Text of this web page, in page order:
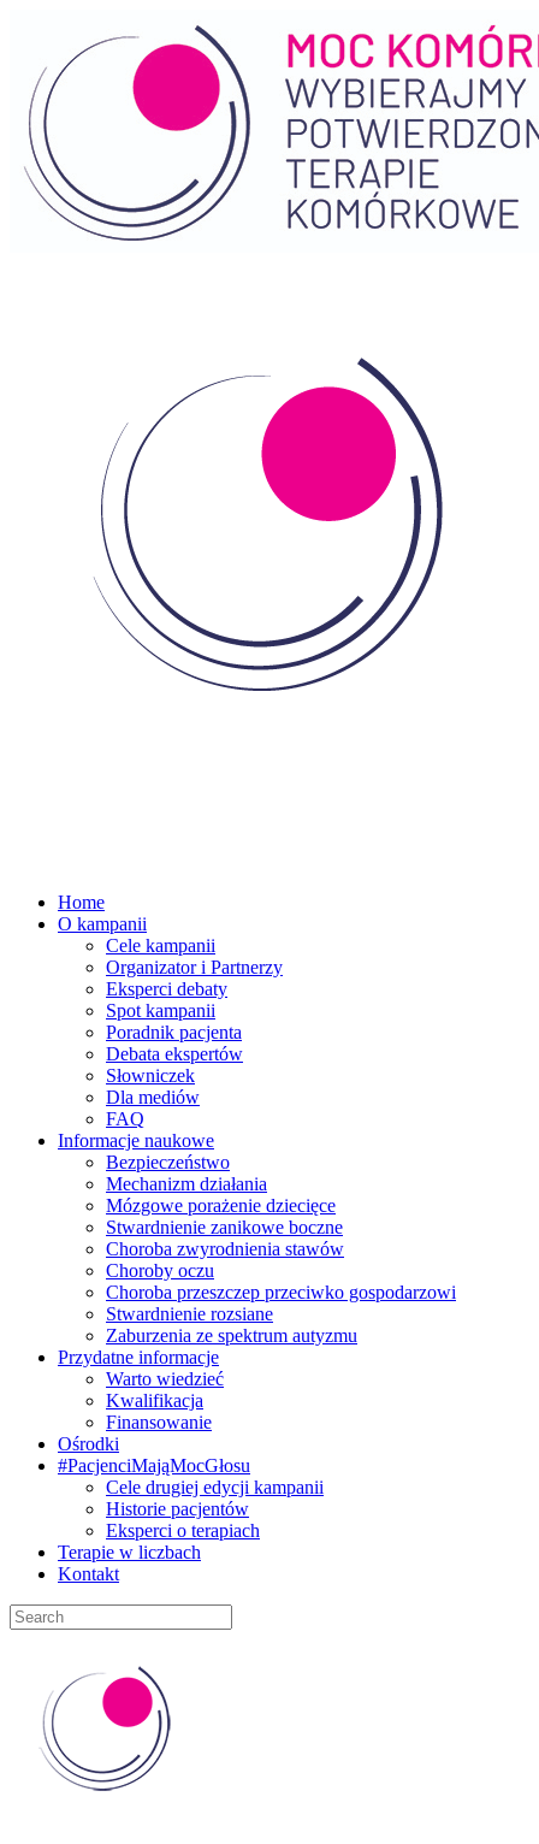
Home
O kampanii
Cele kampanii
Organizator i Partnerzy
Eksperci debaty
Spot kampanii
Poradnik pacjenta
Debata ekspertów
Słowniczek
Dla mediów
FAQ
Informacje naukowe
Bezpieczeństwo
Mechanizm działania
Mózgowe porażenie dziecięce
Stwardnienie zanikowe boczne
Choroba zwyrodnienia stawów
Choroby oczu
Choroba przeszczep przeciwko gospodarzowi
Stwardnienie rozsiane
Zaburzenia ze spektrum autyzmu
Przydatne informacje
Warto wiedzieć
Kwalifikacja
Finansowanie
Ośrodki
#PacjenciMająMocGłosu
Cele drugiej edycji kampanii
Historie pacjentów
Eksperci o terapiach
Terapie w liczbach
Kontakt